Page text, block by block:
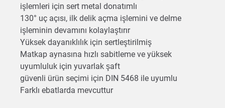
işlemleri için sert metal donatımlı
130° uç açısı, ilk delik açma işlemini ve delme
işleminin devamını kolaylaştırır
Yüksek dayanıklılık için sertleştirilmiş
Matkap aynasına hızlı sabitleme ve yüksek
uyumluluk için yuvarlak şaft
güvenli ürün seçimi için DIN 5468 ile uyumlu
Farklı ebatlarda mevcuttur